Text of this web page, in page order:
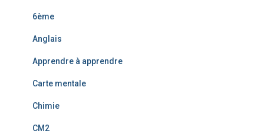
6ème
Anglais
Apprendre à apprendre
Carte mentale
Chimie
CM2